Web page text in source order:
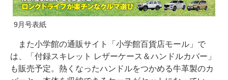
9月号表紙
また小学館の通販サイト「小学館百貨店モール」で
は、「付録スキレット レザーケース＆ハンドルカバー」
も販売予定。熱くなったハンドルをつかめる牛革製のカ